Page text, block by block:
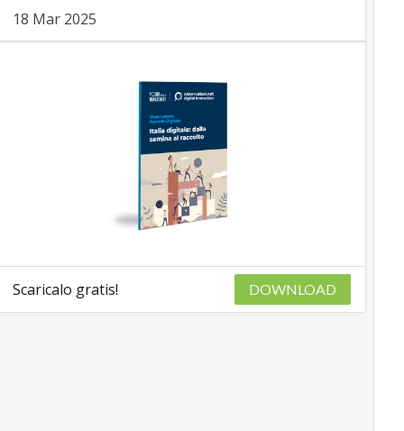
18 Mar 2025
Scaricalo gratis! DOWNLOAD